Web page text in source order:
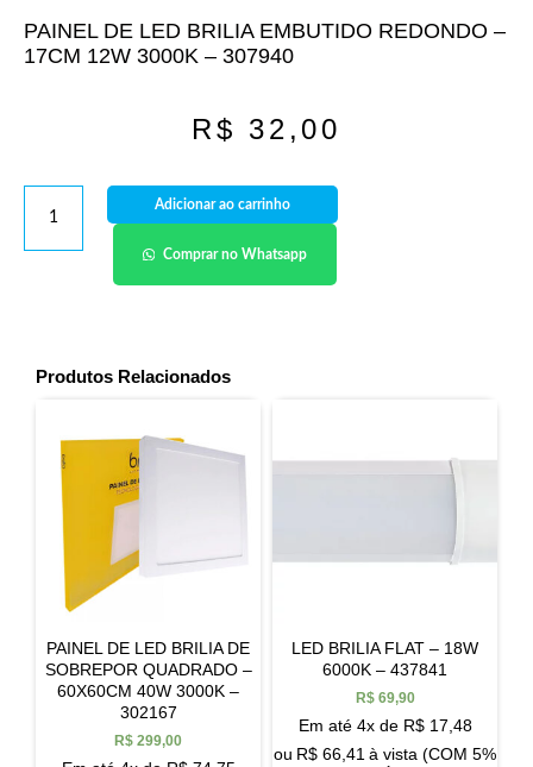
PAINEL DE LED BRILIA EMBUTIDO REDONDO –
17CM 12W 3000K – 307940
R$ 32,00
Adicionar ao carrinho
Comprar no Whatsapp
Produtos Relacionados
PAINEL DE LED BRILIA DE
SOBREPOR QUADRADO –
60X60CM 40W 3000K –
302167
R$ 299,00
LED BRILIA FLAT – 18W
6000K – 437841
R$69,90
Em até 4x de R$17,48
ou R$ 66,41à vista (COM 5%